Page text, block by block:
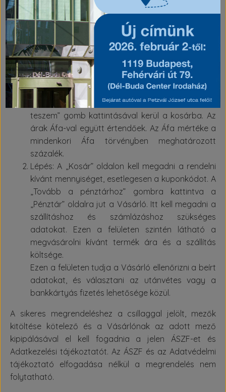
maradéktalanul kitölti. A Szolgáltató-t a Vásárló által
tévesen és/vagy pontatlanul megadott rendelési
adatokra visszavezethető szállítási késedelemért,
illetve egyéb problémáért, hibáért semminemű
felelősség nem terheli.
3.10. A megrendelés menete:
Lépés: A megvásárolni kívánt termék a „Kosárba
teszem” gomb kattintásával kerül a kosárba. Az
árak Áfa-val együtt értendőek. Az Áfa mértéke a
mindenkori Áfa törvényben meghatározott
százalék.
Lépés: A „Kosár” oldalon kell megadni a rendelni
kívánt mennyiséget, esetlegesen a kuponkódot. A
„Tovább a pénztárhoz” gombra kattintva a
„Pénztár” oldalra jut a Vásárló. Itt kell megadni a
szállításhoz és számlázáshoz szükséges
adatokat. Ezen a felületen szintén látható a
megvásárolni kívánt termék ára és a szállítás
költsége.
Ezen a felületen tudja a Vásárló ellenőrizni a beírt
adatokat, és választani az utánvétes vagy a
bankkártyás fizetés lehetősége közül.
A sikeres megrendeléshez a csillaggal jelölt, mezők
kitöltése kötelező és a Vásárlónak az adott mező
kipipálásával el kell fogadnia a jelen ÁSZF-et és
Adatkezelési tájékoztatót. Az ÁSZF és az Adatvédelmi
tájékoztató elfogadása nélkül a megrendelés nem
folytatható.